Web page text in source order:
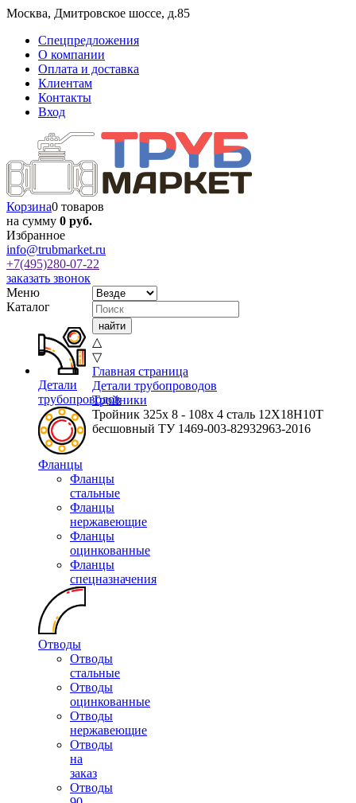
Москва, Дмитровское шоссе, д.85
Спецпредложения
О компании
Оплата и доставка
Клиентам
Контакты
Вход
Корзина0 товаров
на сумму 0 руб.
Избранное
info@trubmarket.ru
+7(495)280-07-22
заказать звонок
Меню
Каталог
Детали
трубопроводов
Фланцы
Фланцы
стальные
Фланцы
нержавеющие
Фланцы
оцинкованные
Фланцы
спецназначения
Отводы
Отводы
стальные
Отводы
оцинкованные
Отводы
нержавеющие
Отводы
на
заказ
Отводы
△
▽
Главная страница
Детали трубопроводов
Тройники
Тройник 325х 8 - 108х 4 сталь 12Х18Н10Т
бесшовный ТУ 1469-003-82932963-2016